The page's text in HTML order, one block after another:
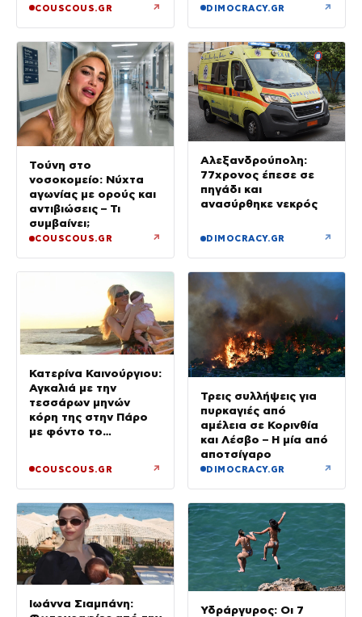
COUSCOUS.GR ↗ DIMOCRACY.GR ↗
Τούνη στο
νοσοκομείο: Νύχτα
αγωνίας με ορούς και
αντιβιώσεις – Τι
συμβαίνει;
COUSCOUS.GR ↗
Αλεξανδρούπολη:
77χρονος έπεσε σε
πηγάδι και
ανασύρθηκε νεκρός
DIMOCRACY.GR ↗
Κατερίνα Καινούργιου:
Αγκαλιά με την
τεσσάρων μηνών
κόρη της στην Πάρο
με φόντο το
COUSCOUS.GR ↗
Τρεις συλλήψεις για
πυρκαγιές από
αμέλεια σε Κορινθία
και Λέσβο – Η μία από
αποτσίγαρο
DIMOCRACY.GR ↗
Ιωάννα Σιαμπάνη:
Υδράργυρος: Οι 7